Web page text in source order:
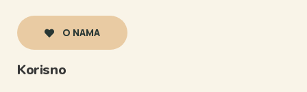
O NAMA
Korisno